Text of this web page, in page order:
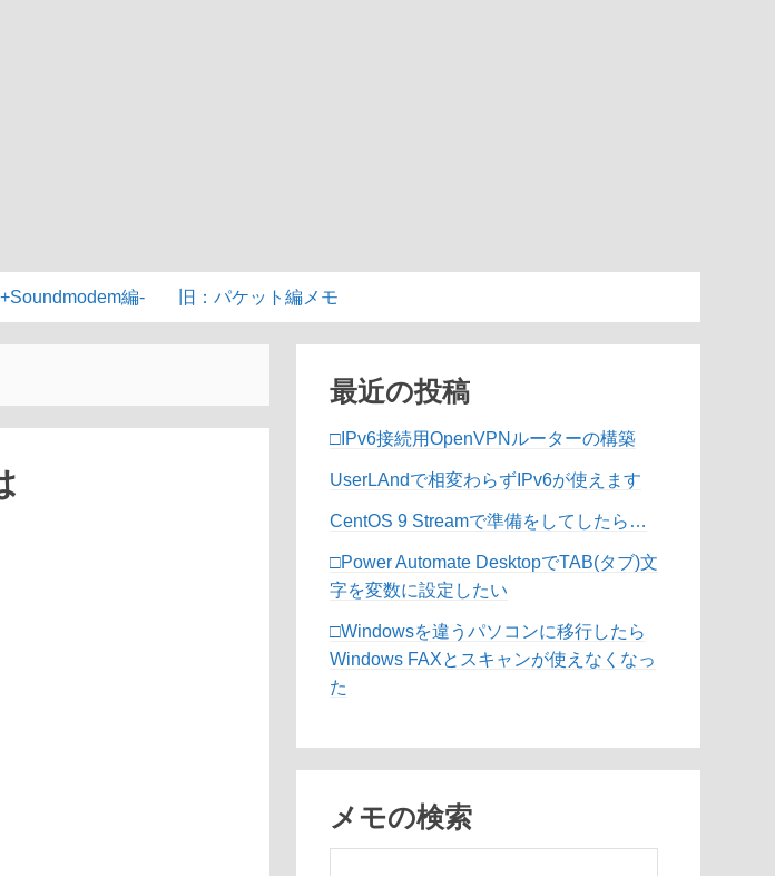
編- 旧：パケット編メモ
最近の投稿
□IPv6接続用OpenVPNルーターの構築
UserLAndで相変わらずIPv6が使えます
CentOS 9 Streamで準備をしてしたら…
□Power Automate DesktopでTAB(タブ)文
字を変数に設定したい
□Windowsを違うパソコンに移行したら
Windows FAXとスキャンが使えなくなっ
た
メモの検索